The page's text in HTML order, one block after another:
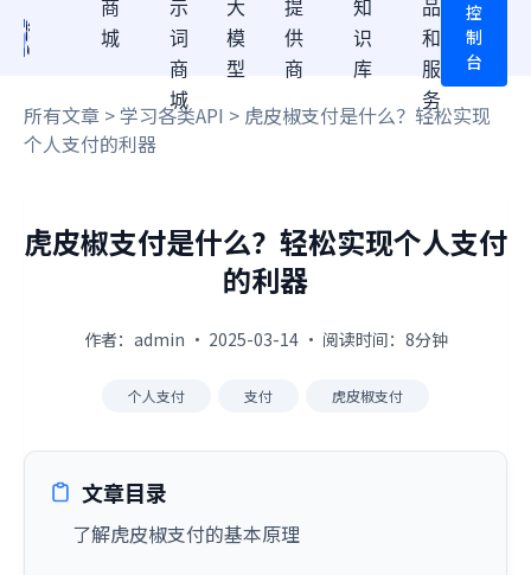
商
城
示
词
商
城
大
模
型
提
供
商
知
识
库
品
和
服
务
控
制
台
所有文章 >学习各类API > 虎皮椒支付是什么？轻松实现
个人支付的利器
虎皮椒支付是什么？轻松实现个人支付
的利器
作者：admin · 2025-03-14 · 阅读时间：8分钟
个人支付 支付 虎皮椒支付
文章目录
了解虎皮椒支付的基本原理